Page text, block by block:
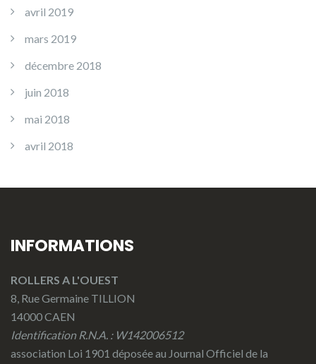
avril 2019
mars 2019
décembre 2018
juin 2018
mai 2018
avril 2018
INFORMATIONS
ROLLERS A L'OUEST
8, Rue Germaine TILLION
14000 CAEN
Identification R.N.A. : W142006512
association Loi 1901 déposée au Journal Officiel de la